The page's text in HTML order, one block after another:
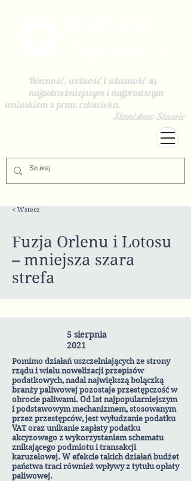
Równość, wolność i własność są
najpotrzebniejszym i najprostszym
wnioskiem z praw człowieka.
Stanisław Staszic
< Wstecz
Fuzja Orlenu i Lotosu
– mniejsza szara
strefa
5 sierpnia
2021
Pomimo działań uszczelniających ze strony
rządu i wielu nowelizacji przepisów
podatkowych, nadal największą bolączką
branży paliwowej pozostaje przestępczość w
obrocie paliwami. Od lat najpopularniejszym
i podstawowym mechanizmem, stosowanym
przez przestępców, jest wyłudzanie podatku
VAT oraz unikanie zapłaty podatku
akcyzowego z wykorzystaniem schematu
znikającego podmiotu i transakcji
karuzelowej. W efekcie takich działań budżet
państwa traci również wpływy z tytułu opłaty
paliwowej.